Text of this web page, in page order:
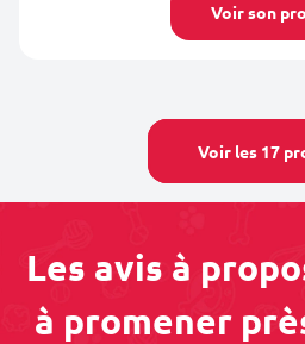
Voir son
Voir les 17
Les avis à
à promener